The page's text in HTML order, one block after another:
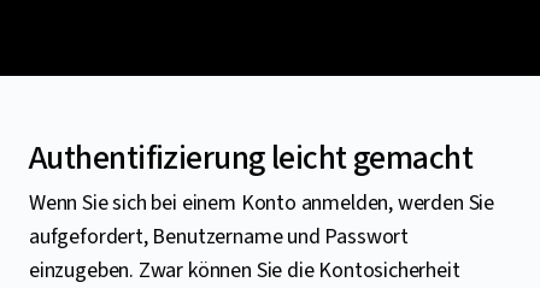
Authentifizierung leicht gemacht
Wenn Sie sich bei einem Konto anmelden, werden Sie
aufgefordert, Benutzername und Passwort
einzugeben. Zwar können Sie die Kontosicherheit